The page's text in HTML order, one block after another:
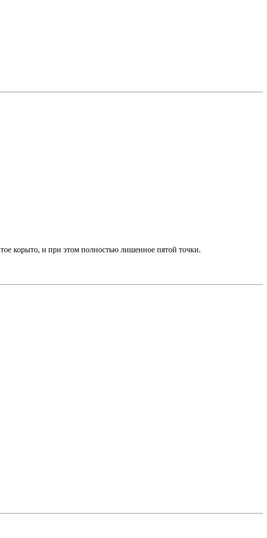
корыто, и при этом полностью лишенное пятой точки.